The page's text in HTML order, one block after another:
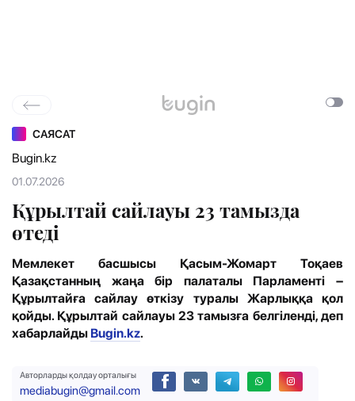
САЯСАТ
Bugin.kz
01.07.2026
Құрылтай сайлауы 23 тамызда
өтеді
Мемлекет басшысы Қасым-Жомарт Тоқаев
Қазақстанның жаңа бір палаталы Парламенті –
Құрылтайға сайлау өткізу туралы Жарлыққа қол
қойды. Құрылтай сайлауы 23 тамызға белгіленді, деп
хабарлайды Bugin.kz.
Авторларды қолдау орталығы
mediabugin@gmail.com